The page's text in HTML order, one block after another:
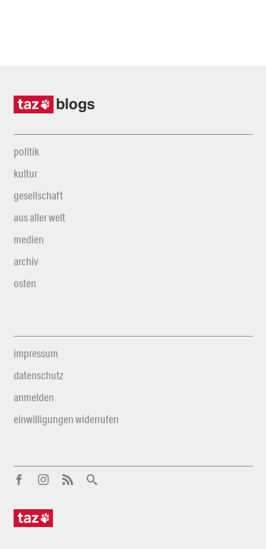
politik
kultur
gesellschaft
aus aller welt
medien
archiv
osten
impressum
datenschutz
anmelden
einwilligungen widerrufen